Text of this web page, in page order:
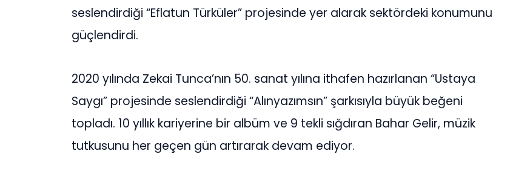
seslendirdiği “Eflatun Türküler” projesinde yer alarak sektördeki konumunu
güçlendirdi.
2020 yılında Zekai Tunca’nın 50. sanat yılına ithafen hazırlanan “Ustaya
Saygı” projesinde seslendirdiği “Alınyazımsın” şarkısıyla büyük beğeni
topladı. 10 yıllık kariyerine bir albüm ve 9 tekli sığdıran Bahar Gelir, müzik
tutkusunu her geçen gün artırarak devam ediyor.